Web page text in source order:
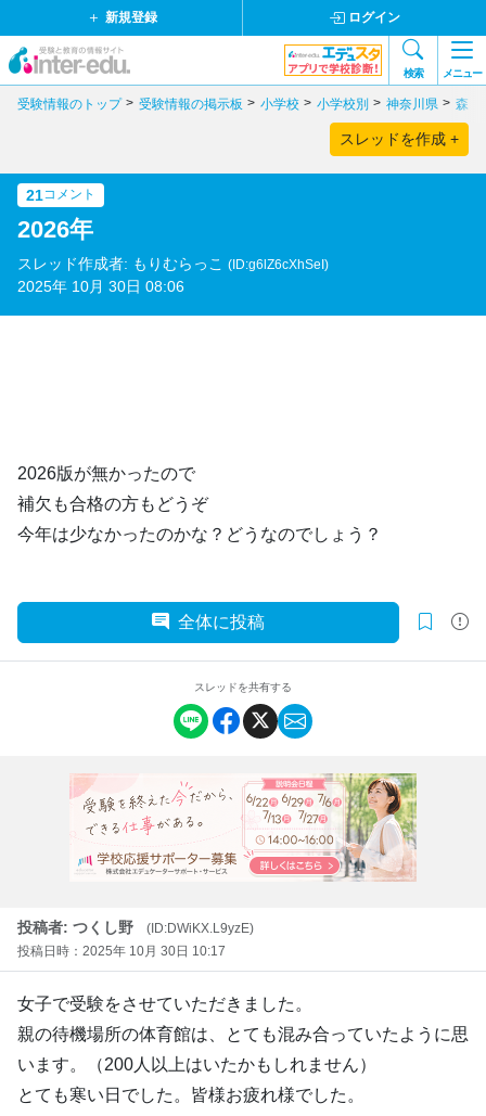
新規登録 ログイン
検索 メニュー
受験情報のトップ 受験情報の掲示板 小学校 小学校別 神奈川県 森村
スレッドを作成 +
21コメント
2026年
スレッド作成者: もりむらっこ (ID:g6lZ6cXhSeI)
2025年 10月 30日 08:06
2026版が無かったので
補欠も合格の方もどうぞ
今年は少なかったのかな？どうなのでしょう？
全体に投稿
スレッドを共有する
投稿者: つくし野
(ID:DWiKX.L9yzE)
投稿日時：2025年 10月 30日 10:17
女子で受験をさせていただきました。
親の待機場所の体育館は、とても混み合っていたように思
います。（200人以上はいたかもしれません）
とても寒い日でした。皆様お疲れ様でした。